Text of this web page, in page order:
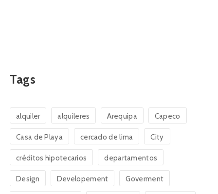
Tags
alquiler alquileres Arequipa Capeco
Casa de Playa cercado de lima City
créditos hipotecarios departamentos
Design Developement Goverment